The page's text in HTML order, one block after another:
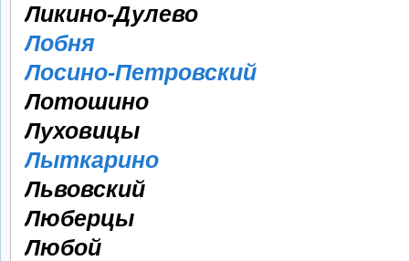
Ликино-Дулево
Лобня
Лосино-Петровский
Лотошино
Луховицы
Лыткарино
Львовский
Люберцы
Любой